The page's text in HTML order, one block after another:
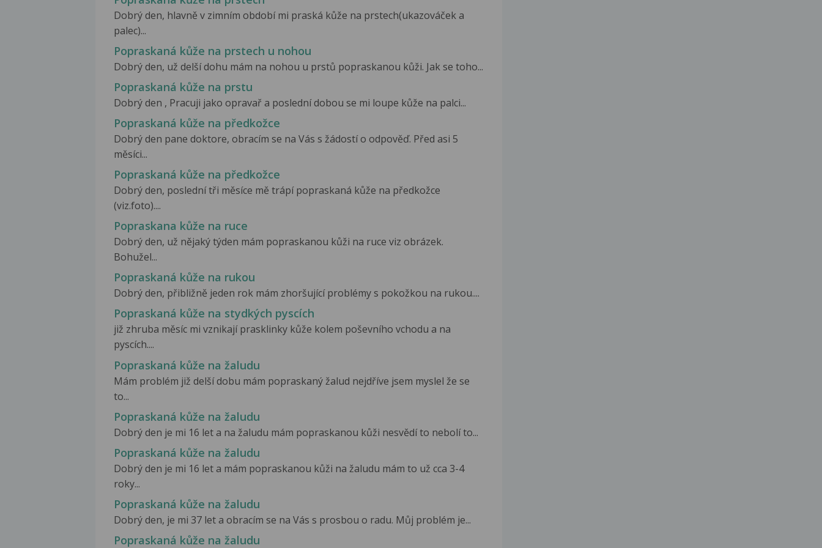
Dobrý den, hlavně v zimním období mi praská kůže na prstech(ukazováček a
palec)...
Popraskaná kůže na prstech u nohou
Dobrý den, už delší dohu mám na nohou u prstů popraskanou kůži. Jak se toho...
Popraskaná kůže na prstu
Dobrý den , Pracuji jako opravař a poslední dobou se mi loupe kůže na palci...
Popraskaná kůže na předkožce
Dobrý den pane doktore, obracím se na Vás s žádostí o odpověď. Před asi 5
měsíci...
Popraskaná kůže na předkožce
Dobrý den, poslední tři měsíce mě trápí popraskaná kůže na předkožce
(viz.foto)....
Popraskana kůže na ruce
Dobrý den, už nějaký týden mám popraskanou kůži na ruce viz obrázek.
Bohužel...
Popraskaná kůže na rukou
Dobrý den, přibližně jeden rok mám zhoršující problémy s pokožkou na rukou....
Popraskaná kůže na stydkých pyscích
již zhruba měsíc mi vznikají prasklinky kůže kolem poševního vchodu a na
pyscích....
Popraskaná kůže na žaludu
Mám problém již delší dobu mám popraskaný žalud nejdříve jsem myslel že se
to...
Popraskaná kůže na žaludu
Dobrý den je mi 16 let a na žaludu mám popraskanou kůži nesvědí to nebolí to...
Popraskaná kůže na žaludu
Dobrý den je mi 16 let a mám popraskanou kůži na žaludu mám to už cca 3-4
roky...
Popraskaná kůže na žaludu
Dobrý den, je mi 37 let a obracím se na Vás s prosbou o radu. Můj problém je...
Popraskaná kůže na žaludu